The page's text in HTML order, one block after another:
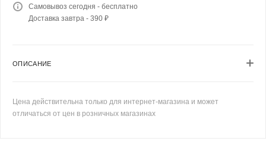
Самовывоз сегодня - бесплатно
Доставка завтра - 390 ₽
ОПИСАНИЕ
Цена действительна только для интернет-магазина и может
отличаться от цен в розничных магазинах